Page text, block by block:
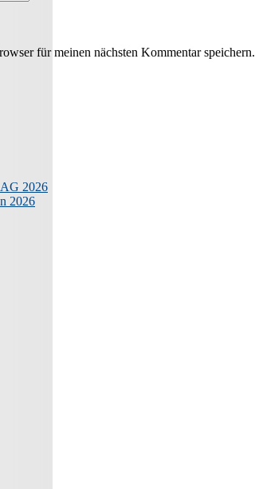
für meinen nächsten Kommentar speichern.
2026
2026